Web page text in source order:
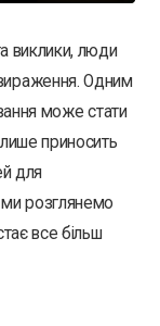
виклики, люди
Одним
може стати
приносить
для
ми розглянемо
все більш